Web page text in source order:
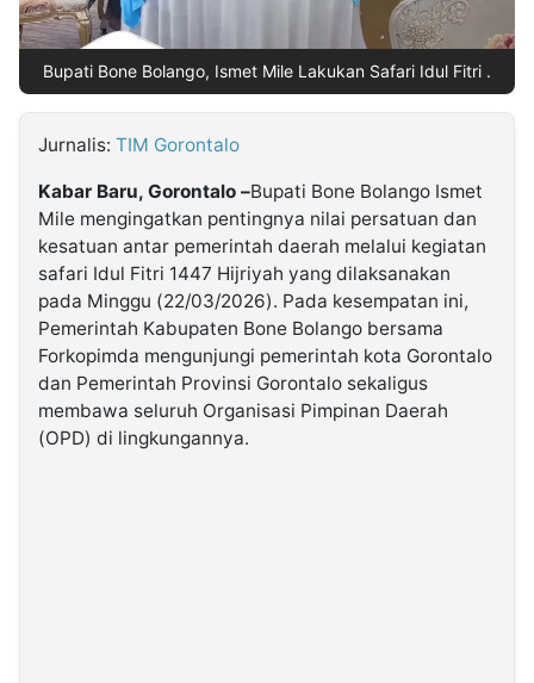
Kabarbaru.co
2026
Kabarbaru
Media
Holding
Bupati Bone Bolango, Ismet Mile Lakukan Safari Idul Fitri .
Jurnalis: TIM Gorontalo
Kabar Baru, Gorontalo –Bupati Bone Bolango Ismet
Mile mengingatkan pentingnya nilai persatuan dan
kesatuan antar pemerintah daerah melalui kegiatan
safari Idul Fitri 1447 Hijriyah yang dilaksanakan
pada Minggu (22/03/2026). Pada kesempatan ini,
Pemerintah Kabupaten Bone Bolango bersama
Forkopimda mengunjungi pemerintah kota Gorontalo
dan Pemerintah Provinsi Gorontalo sekaligus
membawa seluruh Organisasi Pimpinan Daerah
(OPD) di lingkungannya.